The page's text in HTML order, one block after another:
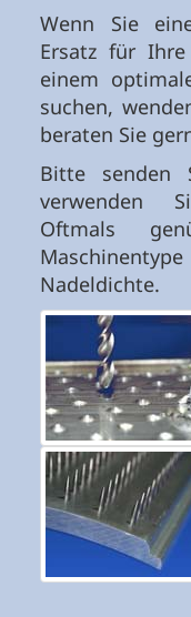
Wenn Sie
Ersatz für Ihre
einem
suchen,
beraten Sie
Bitte senden
verwenden
Oftmals
Nadeldichte.